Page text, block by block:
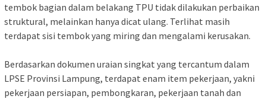
tembok bagian dalam belakang TPU tidak dilakukan perbaikan
struktural, melainkan hanya dicat ulang. Terlihat masih
terdapat sisi tembok yang miring dan mengalami kerusakan.
‎Berdasarkan dokumen uraian singkat yang tercantum dalam
LPSE Provinsi Lampung, terdapat enam item pekerjaan, yakni
pekerjaan persiapan, pembongkaran, pekerjaan tanah dan